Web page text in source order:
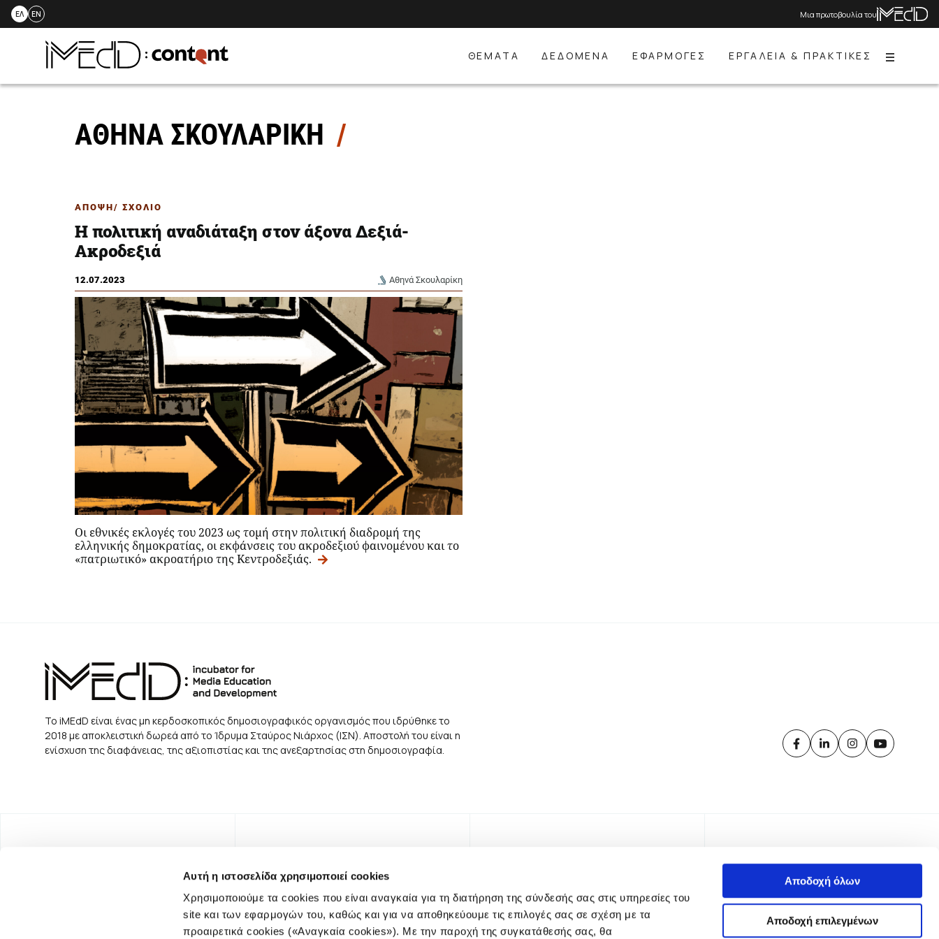
Αυτή η ιστοσελίδα χρησιμοποιεί cookies
Χρησιμοποιούμε τα cookies που είναι αναγκαία για τη διατήρηση της σύνδεσής σας στις υπηρεσίες του
site και των εφαρμογών του, καθώς και για να αποθηκεύουμε τις επιλογές σας σε σχέση με τα
προαιρετικά cookies («Αναγκαία cookies»). Με την παροχή της συγκατάθεσής σας, θα
Αποδοχή όλων
Αποδοχή επιλεγμένων
Skip
ΕΛ EN Μια πρωτοβουλία του
ΘΕΜΑΤΑ ΔΕΔΟΜΕΝΑ ΕΦΑΡΜΟΓΕΣ ΕΡΓΑΛΕΙΑ & ΠΡΑΚΤΙΚΕΣ Menu
ΑΘΗΝΑ ΣΚΟΥΛΑΡΙΚΗ
ΑΠΟΨΗ/ ΣΧΟΛΙΟ
Η πολιτική αναδιάταξη στον άξονα Δεξιά-
Ακροδεξιά
12.07.2023 Αθηνά Σκουλαρίκη
Οι εθνικές εκλογές του 2023 ως τομή στην πολιτική διαδρομή της
ελληνικής δημοκρατίας, οι εκφάνσεις του ακροδεξιού φαινομένου και το
«πατριωτικό» ακροατήριο της Κεντροδεξιάς.
Το iMEdD είναι ένας μη κερδοσκοπικός δημοσιογραφικός οργανισμός που ιδρύθηκε το
2018 με αποκλειστική δωρεά από το Ίδρυμα Σταύρος Νιάρχος (ΙΣΝ). Αποστολή του είναι η
ενίσχυση της διαφάνειας, της αξιοπιστίας και της ανεξαρτησίας στη δημοσιογραφία.